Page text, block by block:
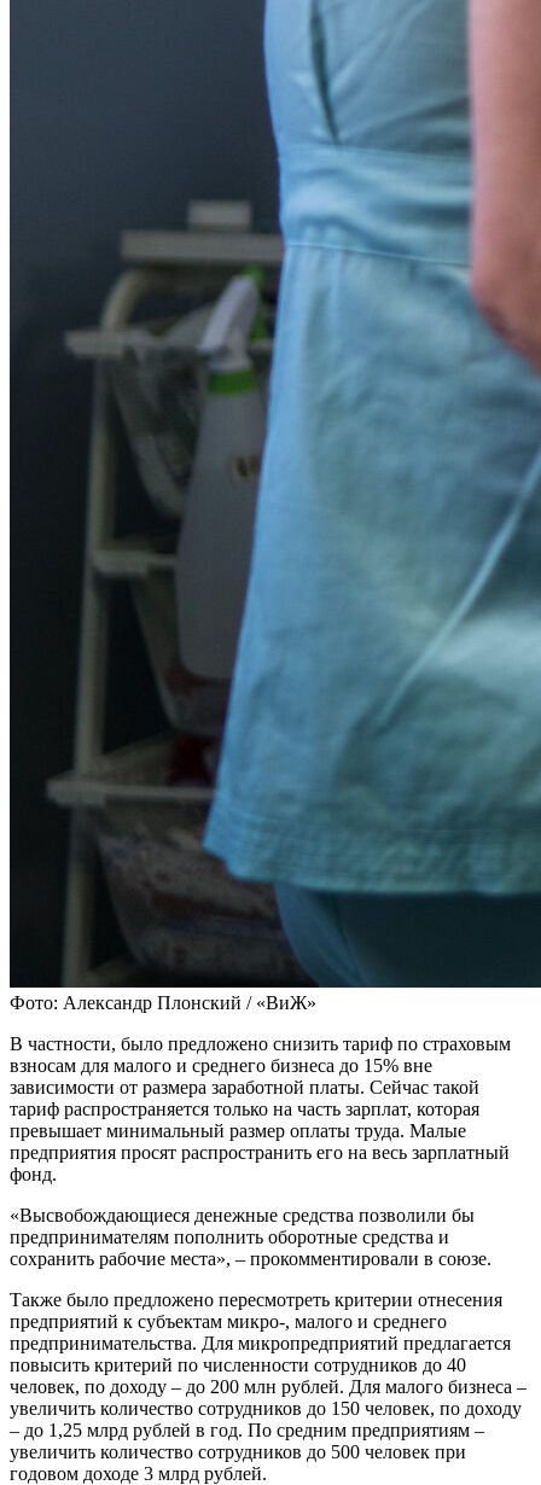
Фото: Александр Плонский / «ВиЖ»
В частности, было предложено снизить тариф по страховым
взносам для малого и среднего бизнеса до 15% вне
зависимости от размера заработной платы. Сейчас такой
тариф распространяется только на часть зарплат, которая
превышает минимальный размер оплаты труда. Малые
предприятия просят распространить его на весь зарплатный
фонд.
«Высвобождающиеся денежные средства позволили бы
предпринимателям пополнить оборотные средства и
сохранить рабочие места», – прокомментировали в союзе.
Также было предложено пересмотреть критерии отнесения
предприятий к субъектам микро-, малого и среднего
предпринимательства. Для микропредприятий предлагается
повысить критерий по численности сотрудников до 40
человек, по доходу – до 200 млн рублей. Для малого бизнеса –
увеличить количество сотрудников до 150 человек, по доходу
– до 1,25 млрд рублей в год. По средним предприятиям –
увеличить количество сотрудников до 500 человек при
годовом доходе 3 млрд рублей.